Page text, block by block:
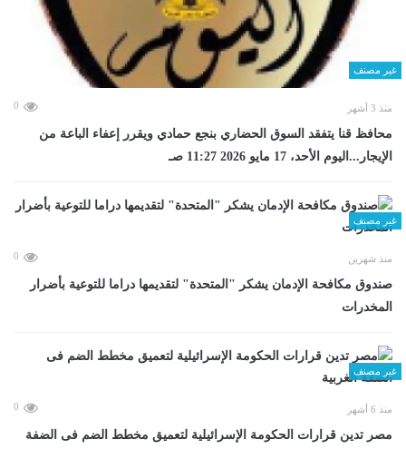
غير مصنف
منذ 3 أشهر 0
محافظ قنا يتفقد السوق الحضاري بنجع حمادي ويقرر إعفاء الباعة من
الإيجار...اليوم الأحد، 17 مايو 2026 11:27 صـ
غير مصنف
منذ شهرين 0
صندوق مكافحة الإدمان يشكر "المتحدة" لتقديمها دراما للتوعية بأضرار
المخدرات
غير مصنف
منذ 6 أشهر 0
مصر تدين قرارات الحكومة الإسرائيلية لتعميق مخطط الضم فى الضفة